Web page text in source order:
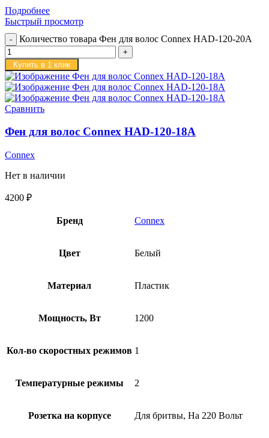
Подробнее
Быстрый просмотр
Количество товара Фен для волос Connex HAD-120-20A
Купить в 1 клик
Сравнить
Фен для волос Connex HAD-120-18A
Connex
Нет в наличии
4200 ₽
Бренд Connex
Цвет Белый
Материал Пластик
Мощность, Вт 1200
Кол-во скоростных режимов 1
Температурные режимы 2
Розетка на корпусе Для бритвы, На 220 Вольт